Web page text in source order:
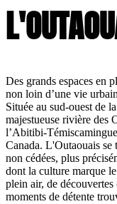
Des grands espaces en
non loin d’une vie
Située au sud-ouest de
majestueuse rivière des
l’Abitibi-
Canada. L'Outaouais se
non cédées, plus
dont la culture marque
plein air, de
moments de détente